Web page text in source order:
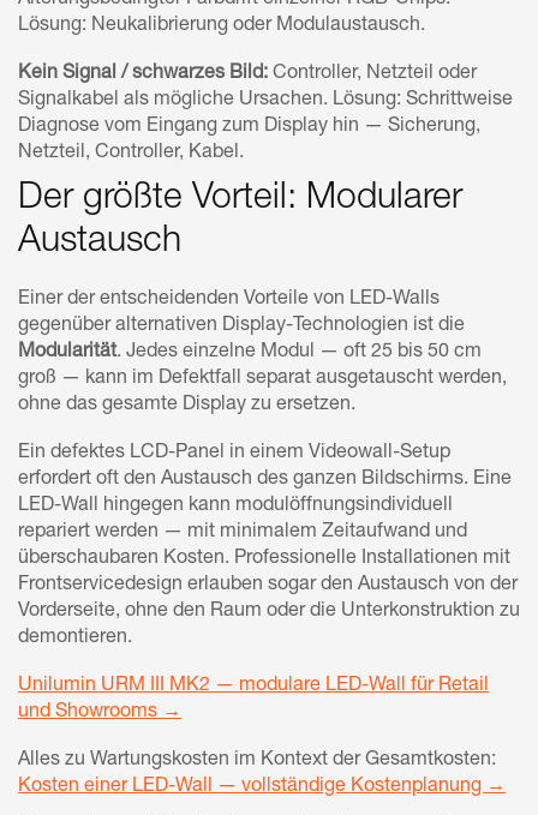
Lösung: Neukalibrierung oder Modulaustausch.
Kein Signal / schwarzes Bild: Controller, Netzteil oder
Signalkabel als mögliche Ursachen. Lösung: Schrittweise
Diagnose vom Eingang zum Display hin — Sicherung,
Netzteil, Controller, Kabel.
Der größte Vorteil: Modularer
Austausch
Einer der entscheidenden Vorteile von LED-Walls
gegenüber alternativen Display-Technologien ist die
Modularität. Jedes einzelne Modul — oft 25 bis 50 cm
groß — kann im Defektfall separat ausgetauscht werden,
ohne das gesamte Display zu ersetzen.
Ein defektes LCD-Panel in einem Videowall-Setup
erfordert oft den Austausch des ganzen Bildschirms. Eine
LED-Wall hingegen kann modulöffnungsindividuell
repariert werden — mit minimalem Zeitaufwand und
überschaubaren Kosten. Professionelle Installationen mit
Frontservicedesign erlauben sogar den Austausch von der
Vorderseite, ohne den Raum oder die Unterkonstruktion zu
demontieren.
Unilumin URM III MK2 — modulare LED-Wall für Retail
und Showrooms →
Alles zu Wartungskosten im Kontext der Gesamtkosten:
Kosten einer LED-Wall — vollständige Kostenplanung →